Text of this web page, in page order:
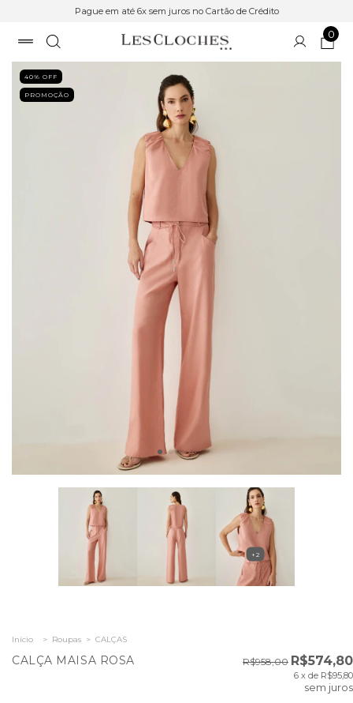
Pague em até 6x sem juros no Cartão de Crédito
0
+2
40% OFF
PROMOÇÃO
Início > Roupas > CALÇAS
CALÇA MAISA ROSA R$958,00 R$574,80
6 x de R$95,80
sem juros